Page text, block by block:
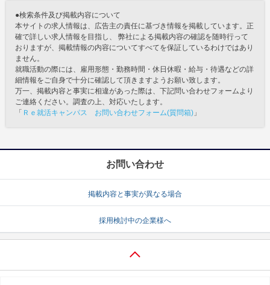
●検索条件及び掲載内容について
本サイトの求人情報は、広告主の責任に基づき情報を掲載しています。正
確で詳しい求人情報を目指し、 弊社による掲載内容の確認を随時行って
おりますが、掲載情報の内容についてすべてを保証しているわけではあり
ません。
就職活動の際には、雇用形態・勤務時間・休日休暇・給与・待遇などの詳
細情報をご自身で十分に確認して頂きますようお願い致します。
万一、掲載内容と事実に相違があった際は、下記問い合わせフォームより
ご連絡ください。調査の上、対応いたします。
「 Ｒｅ就活キャンパス お問い合わせフォーム(質問箱) 」
お問い合わせ
掲載内容と事実が異なる場合
採用検討中の企業様へ